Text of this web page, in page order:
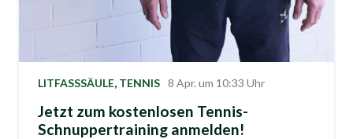
LITFASSSÄULE, TENNIS 8 Apr. um 10:33 Uhr
Jetzt zum kostenlosen Tennis-
Schnuppertraining anmelden!